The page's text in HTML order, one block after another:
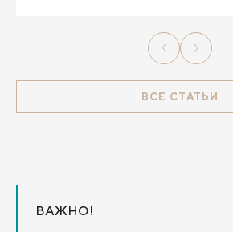
ВСЕ СТАТЬИ
ВАЖНО!